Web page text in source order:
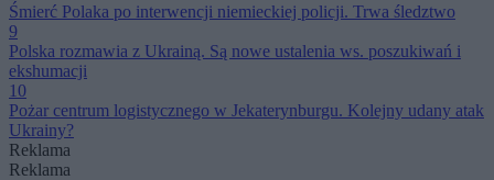
Śmierć Polaka po interwencji niemieckiej policji. Trwa śledztwo
9
Polska rozmawia z Ukrainą. Są nowe ustalenia ws. poszukiwań i
ekshumacji
10
Pożar centrum logistycznego w Jekaterynburgu. Kolejny udany atak
Ukrainy?
Reklama
Reklama